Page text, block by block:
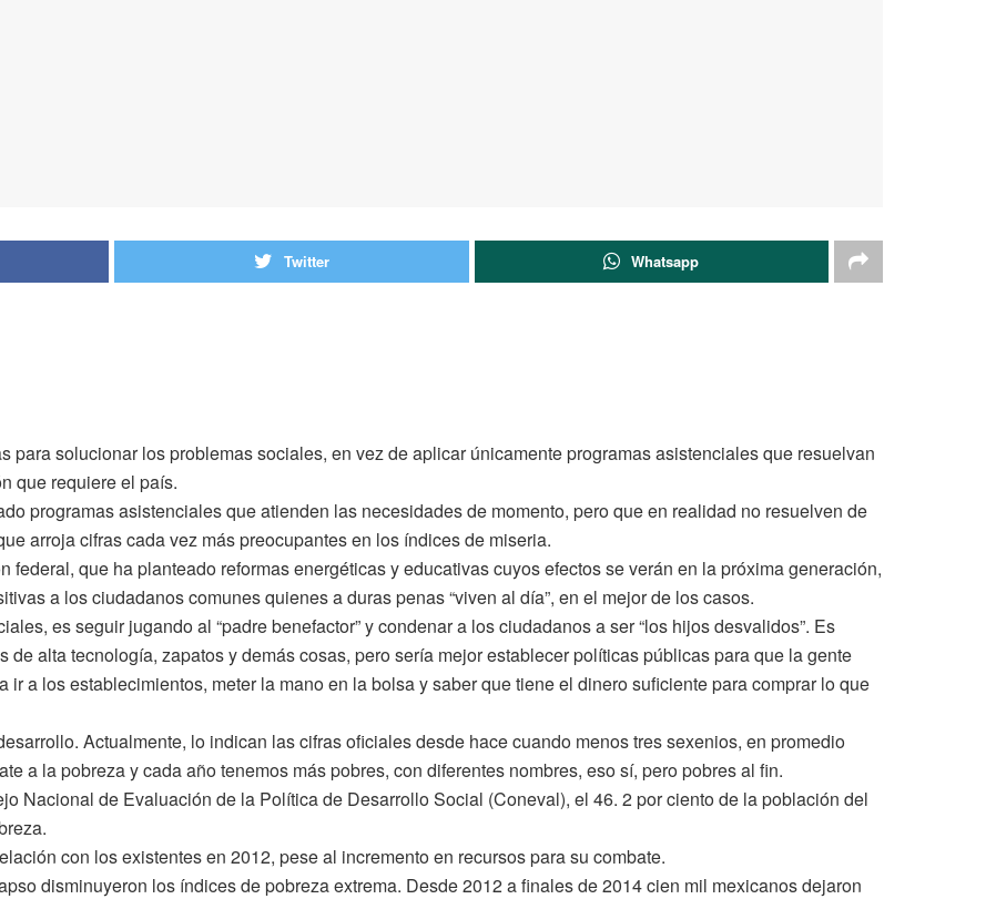
Twitter Whatsapp
para solucionar los problemas sociales, en vez de aplicar únicamente programas asistenciales que resuelvan
que requiere el país.
programas asistenciales que atienden las necesidades de momento, pero que en realidad no resuelven de
arroja cifras cada vez más preocupantes en los índices de miseria.
federal, que ha planteado reformas energéticas y educativas cuyos efectos se verán en la próxima generación,
a los ciudadanos comunes quienes a duras penas “viven al día”, en el mejor de los casos.
es seguir jugando al “padre benefactor” y condenar a los ciudadanos a ser “los hijos desvalidos”. Es
alta tecnología, zapatos y demás cosas, pero sería mejor establecer políticas públicas para que la gente
a los establecimientos, meter la mano en la bolsa y saber que tiene el dinero suficiente para comprar lo que
Actualmente, lo indican las cifras oficiales desde hace cuando menos tres sexenios, en promedio
a la pobreza y cada año tenemos más pobres, con diferentes nombres, eso sí, pero pobres al fin.
Nacional de Evaluación de la Política de Desarrollo Social (Coneval), el 46. 2 por ciento de la población del
con los existentes en 2012, pese al incremento en recursos para su combate.
disminuyeron los índices de pobreza extrema. Desde 2012 a finales de 2014 cien mil mexicanos dejaron